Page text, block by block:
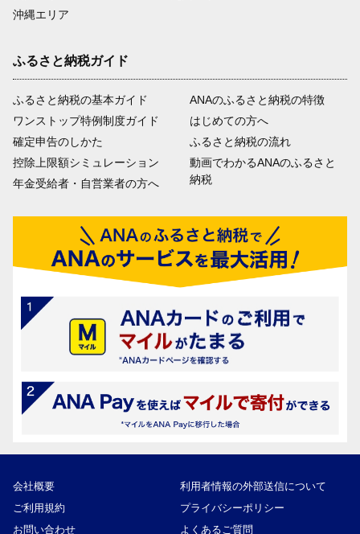
沖縄エリア
ふるさと納税ガイド
ふるさと納税の基本ガイド
ワンストップ特例制度ガイド
確定申告のしかた
控除上限額シミュレーション
年金受給者・自営業者の方へ
ANAのふるさと納税の特徴
はじめての方へ
ふるさと納税の流れ
動画でわかるANAのふるさと
納税
会社概要
利用者情報の外部送信について
ご利用規約
プライバシーポリシー
お問い合わせ
よくあるご質問